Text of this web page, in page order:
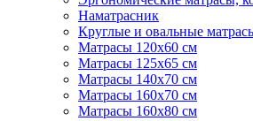
Наматрасник
Круглые и овальные
Матрасы 120х60 см
Матрасы 125х65 см
Матрасы 140х70 см
Матрасы 160х70 см
Матрасы 160х80 см